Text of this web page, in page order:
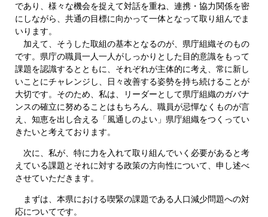
であり、様々な機会を捉えて対話を重ね、連携・協力関係を密
にしながら、共通の目標に向かって一体となって取り組んでま
いります。
加えて、そうした取組の基本となるのが、県庁組織そのもの
です。県庁の職員一人一人がしっかりとした目的意識をもって
課題を認識するとともに、それぞれが主体的に考え、常に新し
いことにチャレンジし、日々改善する姿勢を持ち続けることが
大切です。そのため、私は、リーダーとして県庁組織のガバナ
ンスの確立に努めることはもちろん、職員が忌憚なくものが言
え、知恵を出し合える「風通しのよい」県庁組織をつくってい
きたいと考えております。
次に、私が、特に力を入れて取り組んでいく必要があると考
えている課題とそれに対する政策の方向性について、申し述べ
させていただきます。
まずは、本県における喫緊の課題である人口減少問題への対
応についてです。